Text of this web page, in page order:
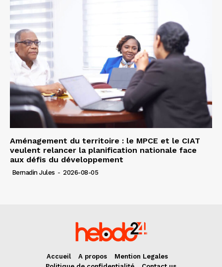
Aménagement du territoire : le MPCE et le CIAT
veulent relancer la planification nationale face
aux défis du développement
Bernadin Jules - 2026-08-05
Accueil A propos
Mention Legales